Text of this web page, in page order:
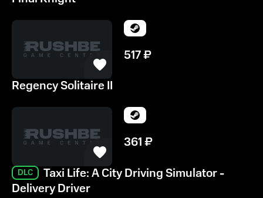
517₽
Regency Solitaire II
361₽
DLC
Taxi Life: A City Driving Simulator -
Delivery Driver